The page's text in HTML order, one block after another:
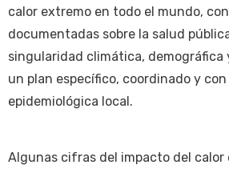
calor extremo en todo el mundo,
documentadas sobre la salud
singularidad climática,
un plan específico, coordinado y con
epidemiológica local.
Algunas cifras del impacto del calor